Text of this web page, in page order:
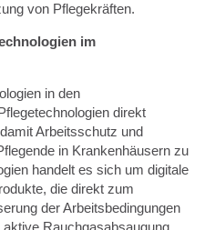
von Pflegekräften.
im
in den
direkt
Arbeitsschutz und
in Krankenhäusern zu
handelt es sich um digitale
die direkt zum
der Arbeitsbedingungen
Rauchgasabsaugung